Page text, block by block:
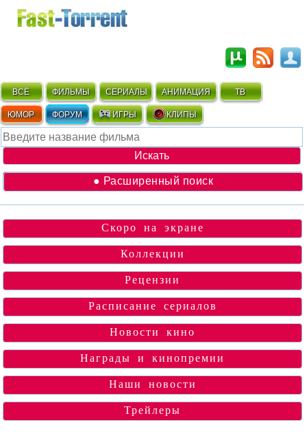
ВСЁ ФИЛЬМЫ СЕРИАЛЫ АНИМАЦИЯ ТВ
ЮМОР ФОРУМ ИГРЫ КЛИПЫ
● Расширенный поиск
Скоро на экране
Коллекции
Рецензии
Расписание сериалов
Новости кино
Награды и кинопремии
Наши новости
Трейлеры